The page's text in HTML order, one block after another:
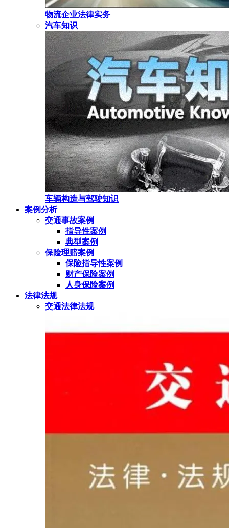
物流企业法律实务
汽车知识
车辆构造与驾驶知识
案例分析
交通事故案例
指导性案例
典型案例
保险理赔案例
保险指导性案例
财产保险案例
人身保险案例
法律法规
交通法律法规